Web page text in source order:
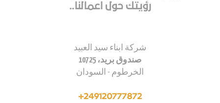
رؤيتك حول اعمالنا..
شركة ابناء سيد العبيد
صندوق بريد، 10725
الخرطوم - السودان
249120777872+